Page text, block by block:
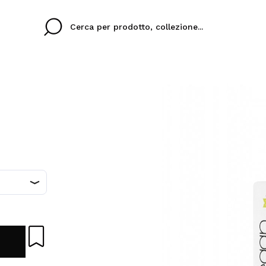
Creando un account
velocemente,
operazioni precedenti.
LINGUA